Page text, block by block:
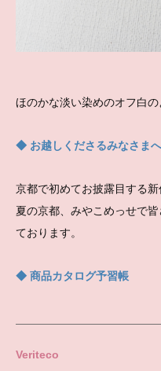
ほのかな淡い染めのオフ白
◆ お越しくださるみなさま
京都で初めてお披露目する
夏の京都、みやこめっせで
ております。
◆ 商品カタログ予習帳
Veriteco